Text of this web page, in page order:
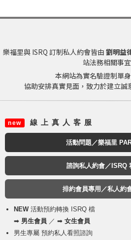
樂福里與 ISRQ 訂制私人約會皆由 劉明益
站法務相關事宜
本網站為實名驗證制單
協助安排真實見面，致力於建立誠
new 線 上 真 人 客 服
活動問題／樂福里
諮詢私人約會／ISRQ
排約會員專用／私人約
NEW活動預約轉換 ISRQ 檔
➡ 男生會員 ／ ➡ 女生會員
男生專屬 預約私人看照諮詢